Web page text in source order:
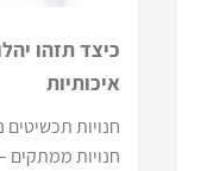
כיצד תזהו
איכותיות
חנויות
חנויות ממתקים